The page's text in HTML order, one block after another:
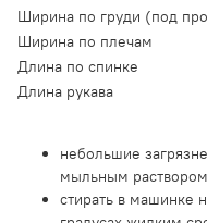
Ширина по груди (под
Ширина по плечам
Длина по спинке
Длина рукава
небольшие
мыльным раствором
стирать в машинке